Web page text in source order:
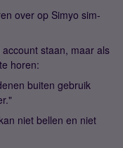
over op Simyo sim-
staan, maar als
horen:
buiten gebruik
niet bellen en niet